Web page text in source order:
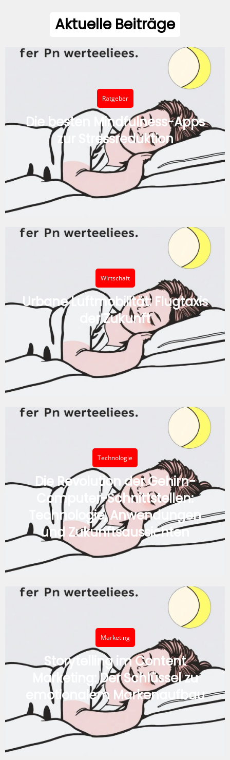
Aktuelle Beiträge
Ratgeber
Die besten Mindfulness-Apps
zur Stressreduktion
Wirtschaft
Urbane Luftmobilität: Flugtaxis
der Zukunft
Technologie
Die Revolution der Gehirn-
Computer-Schnittstellen:
Technologie, Anwendungen
und Zukunftsaussichten
Marketing
Storytelling im Content
Marketing: Der Schlüssel zu
emotionalem Markenaufbau